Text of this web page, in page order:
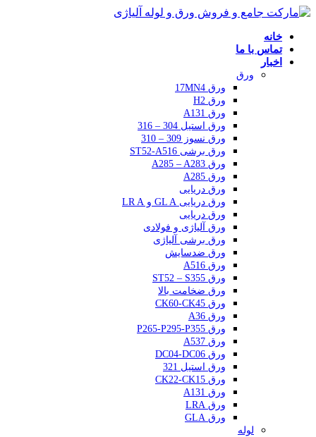
خانه
تماس با ما
اخبار
ورق
ورق 17MN4
ورق H2
ورق A131
ورق استیل 304 – 316
ورق نسوز 309 – 310
ورق برشی ST52-A516
ورق A285 – A283
ورق A285
ورق دریایی
ورق دریایی GL A و LR A
ورق دریایی
ورق آلیاژی و فولادی
ورق برشی آلیاژی
ورق ضدسایش
ورق A516
ورق ST52 – S355
ورق ضخامت بالا
ورق CK60-CK45
ورق A36
ورق P265-P295-P355
ورق A537
ورق DC04-DC06
ورق استیل 321
ورق CK22-CK15
ورق A131
ورق LRA
ورق GLA
لوله